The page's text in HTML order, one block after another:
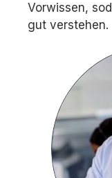
Vorwissen,
gut verstehen.